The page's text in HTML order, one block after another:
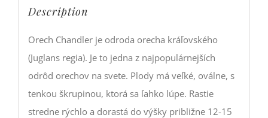
Description
Orech Chandler je odroda orecha kráľovského
(Juglans regia). Je to jedna z najpopulárnejších
odrôd orechov na svete. Plody má veľké, oválne, s
tenkou škrupinou, ktorá sa ľahko lúpe. Rastie
stredne rýchlo a dorastá do výšky približne 12-15